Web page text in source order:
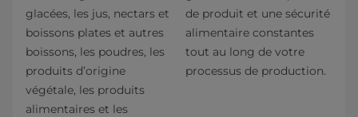
glacées, les jus, nectars et
boissons plates et autres
boissons, les poudres, les
produits d’origine
végétale, les produits
alimentaires et les
de produit et une sécurité
alimentaire constantes
tout au long de votre
processus de production.